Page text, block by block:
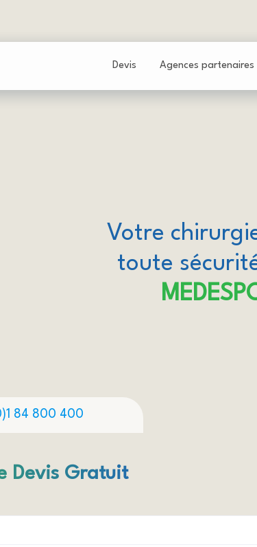
Devis Agences partenaires
Votre
toute
84 800 400
Devis Gratuit